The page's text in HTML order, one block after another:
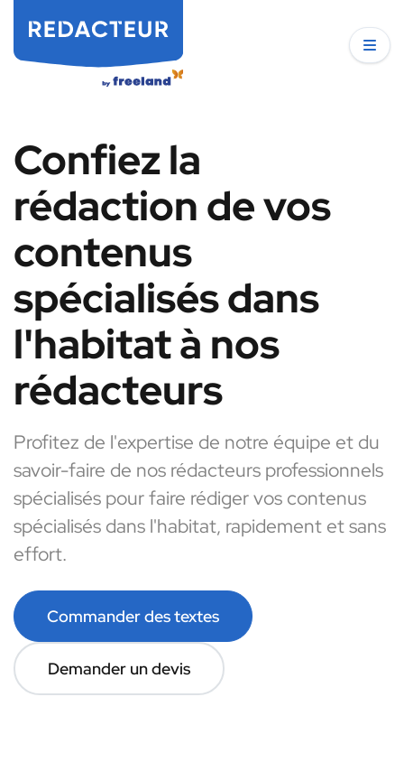
Confiez la
rédaction de vos
contenus
spécialisés dans
l'habitat à nos
rédacteurs
Profitez de l'expertise de notre équipe et du
savoir-faire de nos rédacteurs professionnels
spécialisés pour faire rédiger vos contenus
spécialisés dans l'habitat, rapidement et sans
effort.
Commander des textes
Demander un devis